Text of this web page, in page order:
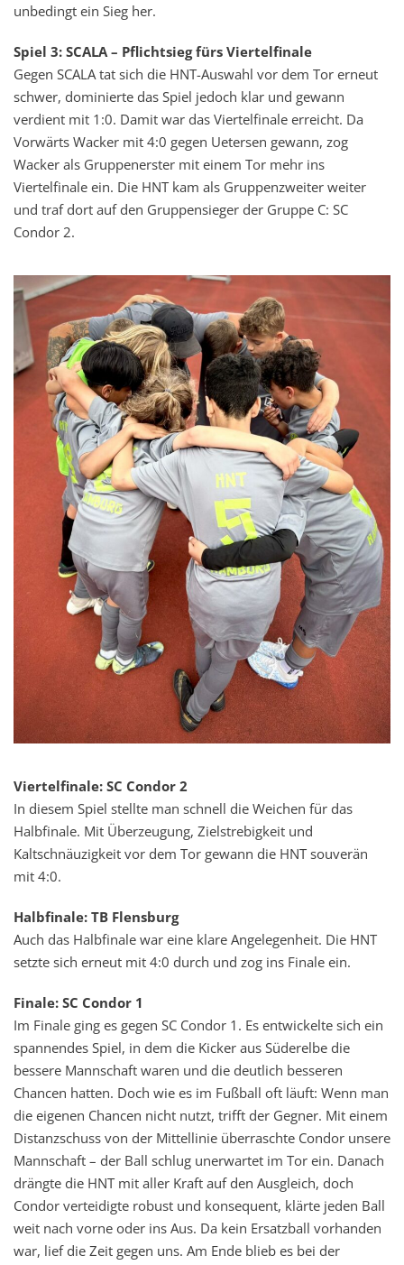
unbedingt ein Sieg her.
Spiel 3: SCALA – Pflichtsieg fürs Viertelfinale
Gegen SCALA tat sich die HNT-Auswahl vor dem Tor erneut
schwer, dominierte das Spiel jedoch klar und gewann
verdient mit 1:0. Damit war das Viertelfinale erreicht. Da
Vorwärts Wacker mit 4:0 gegen Uetersen gewann, zog
Wacker als Gruppenerster mit einem Tor mehr ins
Viertelfinale ein. Die HNT kam als Gruppenzweiter weiter
und traf dort auf den Gruppensieger der Gruppe C: SC
Condor 2.
Viertelfinale: SC Condor 2
In diesem Spiel stellte man schnell die Weichen für das
Halbfinale. Mit Überzeugung, Zielstrebigkeit und
Kaltschnäuzigkeit vor dem Tor gewann die HNT souverän
mit 4:0.
Halbfinale: TB Flensburg
Auch das Halbfinale war eine klare Angelegenheit. Die HNT
setzte sich erneut mit 4:0 durch und zog ins Finale ein.
Finale: SC Condor 1
Im Finale ging es gegen SC Condor 1. Es entwickelte sich ein
spannendes Spiel, in dem die Kicker aus Süderelbe die
bessere Mannschaft waren und die deutlich besseren
Chancen hatten. Doch wie es im Fußball oft läuft: Wenn man
die eigenen Chancen nicht nutzt, trifft der Gegner. Mit einem
Distanzschuss von der Mittellinie überraschte Condor unsere
Mannschaft – der Ball schlug unerwartet im Tor ein. Danach
drängte die HNT mit aller Kraft auf den Ausgleich, doch
Condor verteidigte robust und konsequent, klärte jeden Ball
weit nach vorne oder ins Aus. Da kein Ersatzball vorhanden
war, lief die Zeit gegen uns. Am Ende blieb es bei der